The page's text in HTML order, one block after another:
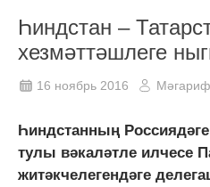
Һиндстан –
хезмәттәшлеге
16 ноябрь 2016 Мәгариф
Һиндстанның
тулы вәкаләтле илчесе
житәкчелегендәге